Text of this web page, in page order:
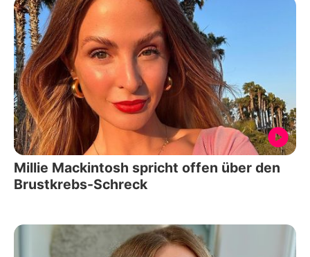
Millie Mackintosh spricht offen über den
Brustkrebs-Schreck